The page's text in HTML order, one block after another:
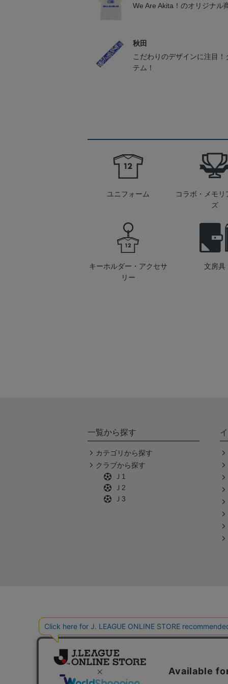
We Are Akita！のオリジナル
秋田
こだわりのデザインに注目
テム！
ユニフォーム
コラボ・メモリ
ズ
キーホルダー・アクセサ
リー
文房具
一覧から探す
カテゴリから探す
クラブから探す
Ｊ1
Ｊ2
Ｊ3